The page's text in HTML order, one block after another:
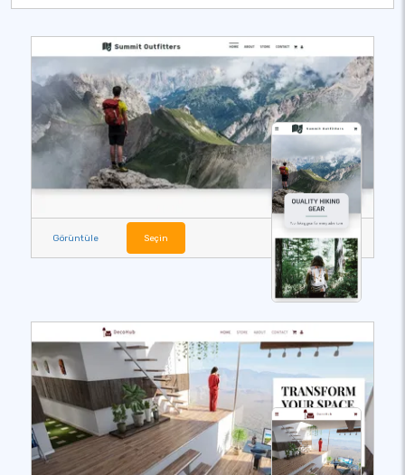
Görüntüle Seçin